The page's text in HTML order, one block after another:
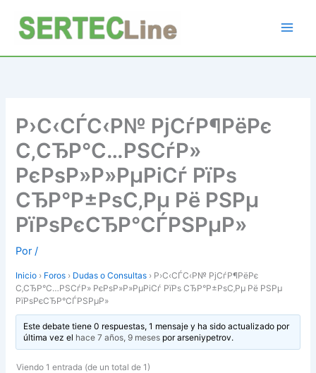
contenido
Р›С‹СЃС‹Р№ РјСѓР¶РёРє
С‚СЂР°С…РЅСѓР»
РєРѕР»Р»РµРіСѓ РїРѕ
СЂР°Р±РѕС‚Рµ Рё РЅРµ
РїРѕРєСЂР°СЃРЅРµР»
Por/
Inicio › Foros › Dudas o Consultas › Р›С‹СЃС‹Р№ РјСѓР¶РёРє
С‚СЂР°С…РЅСѓР» РєРѕР»Р»РµРіСѓ РїРѕ СЂР°Р±РѕС‚Рµ Рё РЅРµ
РїРѕРєСЂР°СЃРЅРµР»
Este debate tiene 0 respuestas, 1 mensaje y ha sido actualizado por
última vez el hace 7 años, 9 mesesporarseniypetrov.
Viendo 1 entrada (de un total de 1)